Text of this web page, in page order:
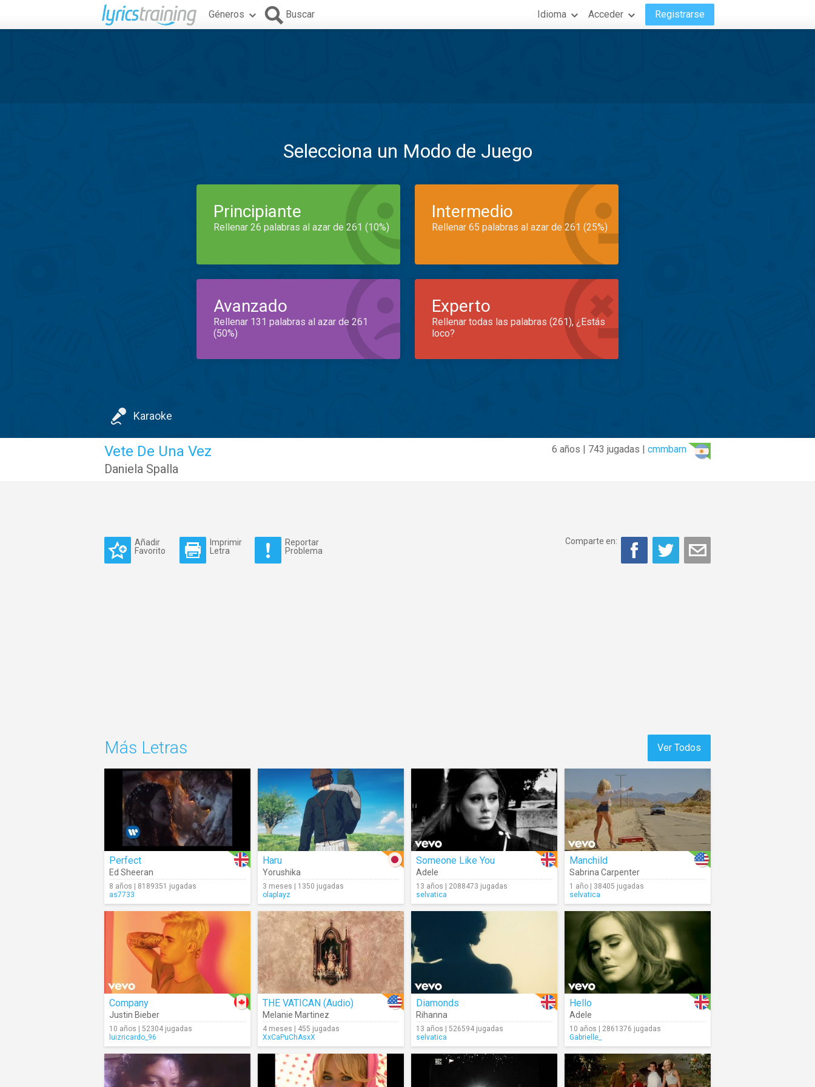
Géneros Buscar Idioma Acceder Registrarse
Selecciona un Modo de Juego
Principiante
Rellenar 26 palabras al azar de 261 (10%)
Intermedio
Rellenar 65 palabras al azar de 261 (25%)
Avanzado
Rellenar 131 palabras al azar de 261
(50%)
Experto
Rellenar todas las palabras (261), ¿Estás
loco?
Karaoke
6 años | 743 jugadas | cmmbarn
Vete De Una Vez
Daniela Spalla
Añadir
Favorito
Imprimir
Letra
Reportar
Problema
Comparte en:
Ver Todos
Más Letras
Perfect
Ed Sheeran
8 años | 8189351 jugadas
as7733
Haru
Yorushika
3 meses | 1350 jugadas
olaplayz
Someone Like You
Adele
13 años | 2088473 jugadas
selvatica
Manchild
Sabrina Carpenter
1 año | 38405 jugadas
selvatica
Company
Justin Bieber
10 años | 52304 jugadas
luizricardo_96
THE VATICAN (Audio)
Melanie Martinez
4 meses | 455 jugadas
XxCaPuChAsxX
Diamonds
Rihanna
13 años | 526594 jugadas
selvatica
Hello
Adele
10 años | 2861376 jugadas
Gabrielle_